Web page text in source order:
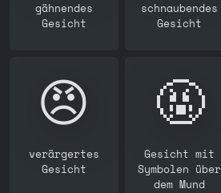
gähnendes
Gesicht
schnaubendes
Gesicht
😠
verärgertes
Gesicht
🤬
Gesicht mit
Symbolen über
dem Mund